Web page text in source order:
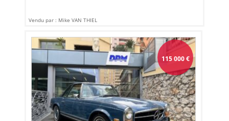
Vendu par : Mike VAN THIEL
115 000€